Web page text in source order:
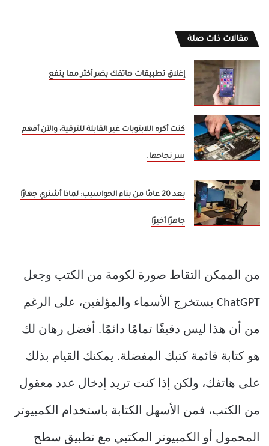
مقالات ذات صلة
إغلاق تطبيقات هاتفك يضر أكثر مما ينفع
كنت أكره اللابتوبات غير القابلة للترقية، والآن أفهم
سر نجاحها.
بعد 20 عامًا من بناء الحواسيب: لماذا أشتري جهازًا
جاهزًا أخيرًا
من الممكن التقاط صورة لكومة من الكتب وجعل
ChatGPT يستخرج الأسماء والمؤلفين، على الرغم
من أن هذا ليس دقيقًا تمامًا دائمًا. أفضل رهان لك
هو كتابة قائمة كتبك المفضلة. يمكنك القيام بذلك
على هاتفك، ولكن إذا كنت تريد إدخال عدد معقول
من الكتب، فمن الأسهل الكتابة باستخدام الكمبيوتر
المحمول أو الكمبيوتر المكتبي مع تطبيق سطح